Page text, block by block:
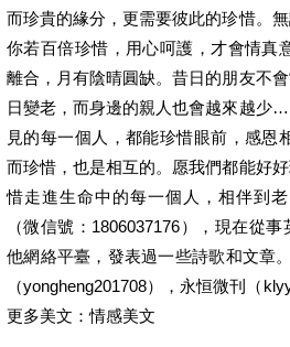
而珍貴的緣分，更需要彼此的珍惜。
你若百倍珍惜，用心呵護，才會情真
離合，月有陰晴圓缺。昔日的朋友不
日變老，而身邊的親人也會越來越少
見的每一個人，都能珍惜眼前，感恩
而珍惜，也是相互的。愿我們都能好
惜走進生命中的每一個人，相伴到
（微信號：1806037176），現在從
他網絡平臺，發表過一些詩歌和文章
（yongheng201708），永恒微刊（
更多美文：情感美文